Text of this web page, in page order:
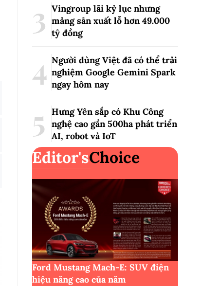
Vingroup lãi kỷ lục nhưng
mảng sản xuất lỗ hơn 49.000
tỷ đồng
Người dùng Việt đã có thể trải
nghiệm Google Gemini Spark
ngay hôm nay
Hưng Yên sắp có Khu Công
nghệ cao gần 500ha phát triển
AI, robot và IoT
Editor'sChoice
Ford Mustang Mach-E: SUV điện
hiệu năng cao của năm